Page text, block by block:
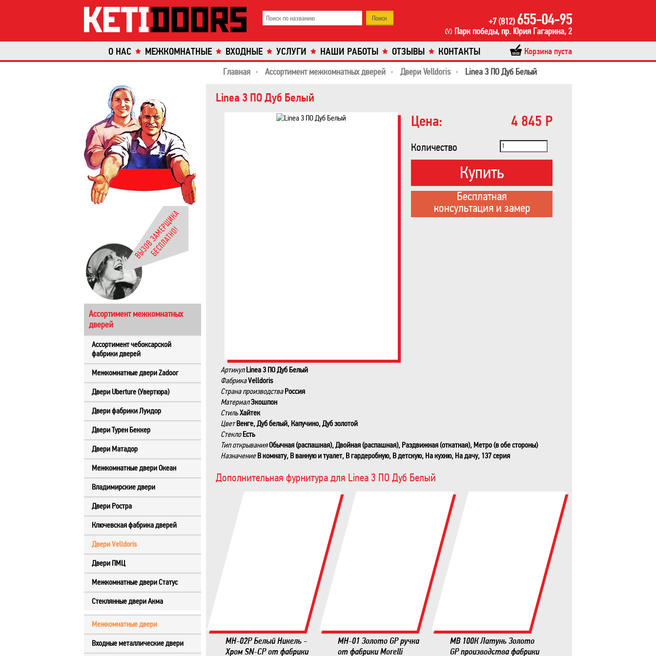
+7 (812) 655-04-95
Парк победы, пр. Юрия Гагарина, 2
О НАС МЕЖКОМНАТНЫЕ ВХОДНЫЕ УСЛУГИ НАШИ РАБОТЫ ОТЗЫВЫ КОНТАКТЫ
Корзина пуста
Главная
Ассортимент межкомнатных дверей Двери Velldoris Linea 3 ПО Дуб Белый
Ассортимент межкомнатных
дверей
Ассортимент чебоксарской
фабрики дверей
Межкомнатные двери Zadoor
Двери Uberture (Увертюра)
Двери фабрики Луидор
Двери Турен Беккер
Двери Матадор
Межкомнатные двери Океан
Владимирские двери
Двери Ростра
Ключевская фабрика дверей
Двери Velldoris
Двери ПМЦ
Межкомнатные двери Статус
Стеклянные двери Акма
Межкомнатные двери
Входные металлические двери
Linea 3 ПО Дуб Белый
Цена: 4 845 Р
Количество
Купить
Бесплатная
консультация и замер
Артикул Linea 3 ПО Дуб Белый
ФабрикаVelldoris
Страна производства Россия
МатериалЭкошпон
СтильХайтек
Цвет Венге, Дуб белый, Капучино, Дуб золотой
Стекло Есть
Тип открыванияОбычная (распашная), Двойная (распашная), Раздвижная (откатная), Метро (в обе стороны)
Назначение В комнату, В ванную и туалет, В гардеробную, В детскую, На кухню, На дачу, 137 серия
Дополнительная фурнитура для Linea 3 ПО Дуб Белый
MH-02P Белый Никель -
Хром SN-CP от фабрики
MH-01 Золото GP ручка
от фабрики Morelli
MB 100К Латунь Золото
GP производства фабрики